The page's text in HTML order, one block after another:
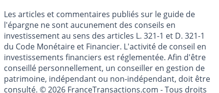
Cookies
Les articles et commentaires publiés sur le guide de
l'épargne ne sont aucunement des conseils en
investissement au sens des articles L. 321-1 et D. 321-1
du Code Monétaire et Financier. L'activité de conseil en
investissements financiers est réglementée. Afin d'être
conseillé personnellement, un conseiller en gestion de